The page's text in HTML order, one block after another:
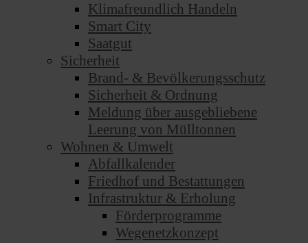
Klimafreundlich Handeln
Smart City
Saatgut
Sicherheit
Brand- & Bevölkerungsschutz
Sicherheit & Ordnung
Meldung über ausgebliebene
Leerung von Mülltonnen
Wohnen & Umwelt
Abfallkalender
Friedhof und Bestattungen
Infrastruktur & Erholung
Förderprogramme
Wegenetzkonzept